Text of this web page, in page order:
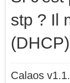
stp ? Il
Calaos